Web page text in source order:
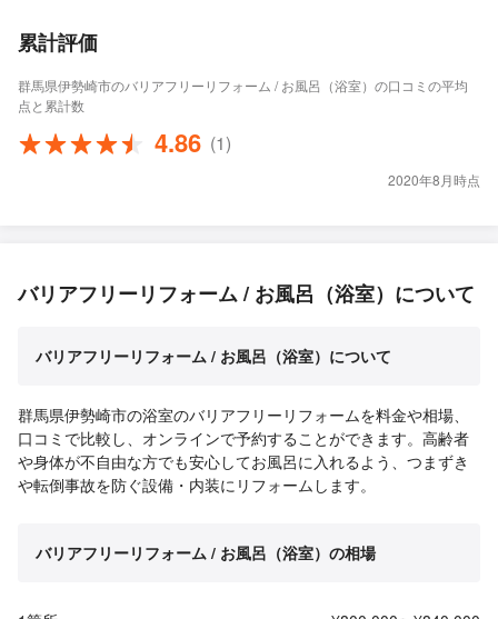
累計評価
群馬県伊勢崎市のバリアフリーリフォーム / お風呂（浴室）の口コミの平均
点と累計数
4.86 (1)
2020年8月時点
バリアフリーリフォーム / お風呂（浴室）について
バリアフリーリフォーム / お風呂（浴室）について
群馬県伊勢崎市の浴室のバリアフリーリフォームを料金や相場、
口コミで比較し、オンラインで予約することができます。高齢者
や身体が不自由な方でも安心してお風呂に入れるよう、つまずき
や転倒事故を防ぐ設備・内装にリフォームします。
バリアフリーリフォーム / お風呂（浴室）の相場